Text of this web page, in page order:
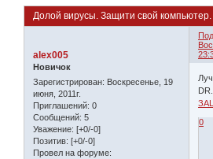
Долой вирусы. Защити свой компьютер.
alex005
Новичок
Зарегистрирован: Воскресенье, 19
июня, 2011г.
Приглашений: 0
Сообщений: 5
Уважение: [+0/-0]
Позитив: [+0/-0]
Провел на форуме:
0